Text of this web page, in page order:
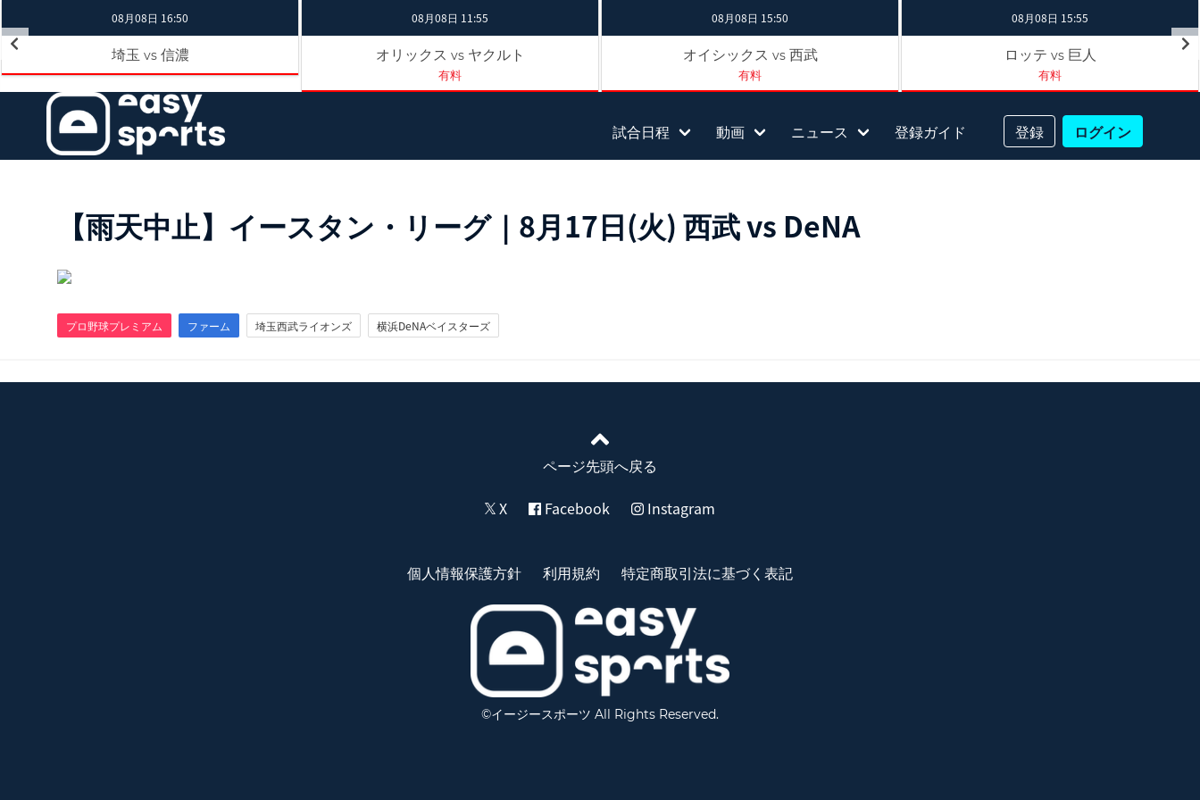
08月08日 16:50
埼玉 vs 信濃
08月08日 11:55
オリックス vs ヤクルト
有料
08月08日 15:50
オイシックス vs 西武
有料
08月08日 15:55
ロッテ vs 巨人
有料
試合日程 動画 ニュース 登録ガイド 登録 ログイン
【雨天中止】イースタン・リーグ｜8月17日(火) 西武 vs DeNA
プロ野球プレミアム ファーム 埼玉西武ライオンズ 横浜DeNAベイスターズ
ページ先頭へ戻る
X
Facebook Instagram
個人情報保護方針 利用規約 特定商取引法に基づく表記
©イージースポーツ All Rights Reserved.